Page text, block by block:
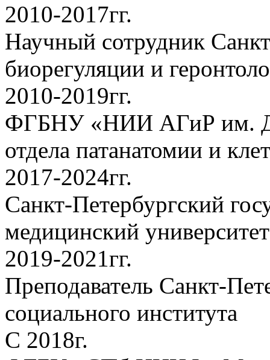
2010-2017гг.
Научный сотрудник
биорегуляции и
2010-2019гг.
ФГБНУ «НИИ АГиР им.
отдела патанатомии и
2017-2024гг.
Санкт-Петербургский
медицинский университет
2019-2021гг.
Преподаватель Санкт-
социального института
С 2018г.